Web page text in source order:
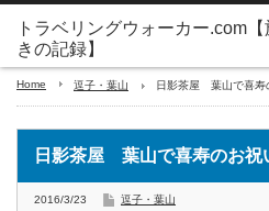
トラベリングウォーカー.com
きの記録】
Home 逗子・葉山 日影茶屋 葉山で喜寿
日影茶屋 葉山で喜寿のお祝
2016/3/23 逗子・葉山